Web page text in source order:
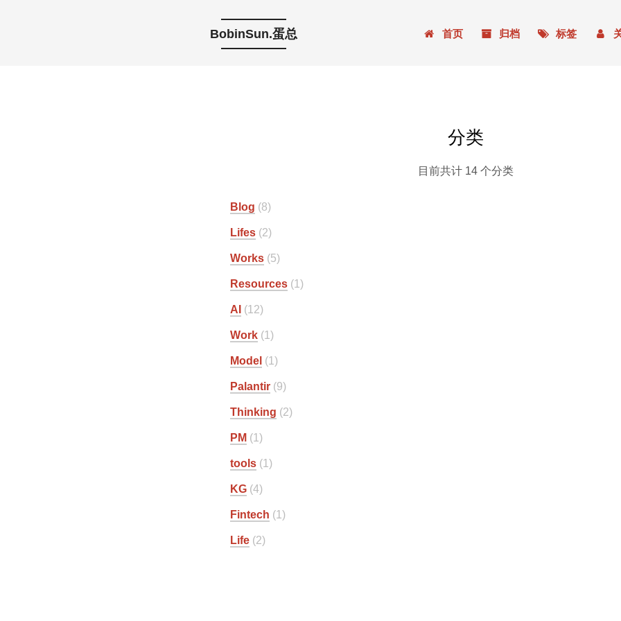
BobinSun.蛋总 首页 归档 标签
分类
目前共计 14 个分类
Blog 8
Lifes 2
Works 5
Resources 1
AI 12
Work 1
Model 1
Palantir 9
Thinking 2
PM 1
tools 1
KG 4
Fintech 1
Life 2